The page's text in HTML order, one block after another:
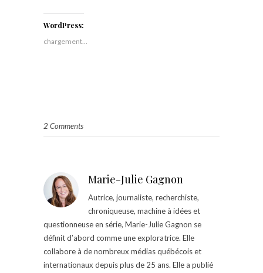
WordPress:
chargement…
2 Comments
Marie-Julie Gagnon
Autrice, journaliste, recherchiste,
chroniqueuse, machine à idées et
questionneuse en série, Marie-Julie Gagnon se
définit d’abord comme une exploratrice. Elle
collabore à de nombreux médias québécois et
internationaux depuis plus de 25 ans. Elle a publié